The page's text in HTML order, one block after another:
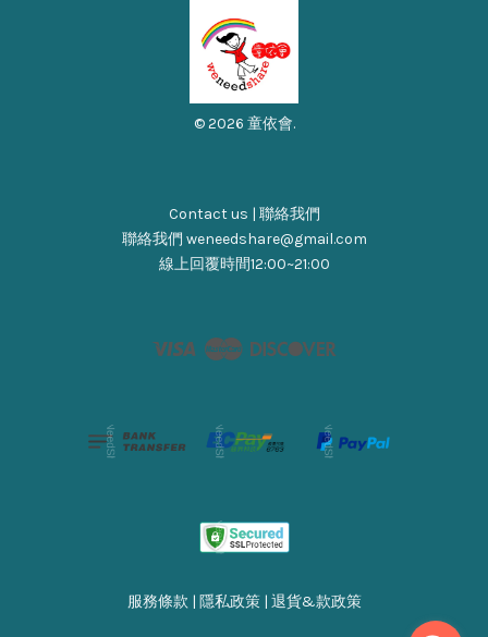
© 2026 童依會.
Contact us | 聯絡我們
聯絡我們 weneedshare@gmail.com
線上回覆時間12:00~21:00
Visa Master
服務條款| 隱私政策| 退貨&款政策